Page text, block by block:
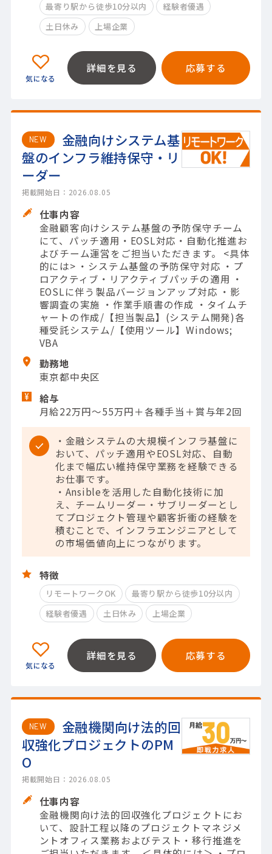
最寄り駅から徒歩10分以内
経験者優遇
土日休み
上場企業
詳細を見る 応募する
NEW
金融向けシステム基
盤のインフラ維持保守・リ
ーダー
掲載開始日：2026.08.05
仕事内容
金融顧客向けシステム基盤の予防保守チーム
にて、パッチ適用・EOSL対応・自動化推進お
よびチーム運営をご担当いただきます。 <具体
的には> ・システム基盤の予防保守対応 ・プ
ロアクティブ・リアクティブパッチの適用 ・
EOSLに伴う製品バージョンアップ対応 ・影
響調査の実施 ・作業手順書の作成 ・タイムチ
ャートの作成/【担当製品】(システム開発)各
種受託システム/【使用ツール】Windows;
VBA
勤務地
東京都中央区
給与
月給22万円～55万円＋各種手当＋賞与年2回
・金融システムの大規模インフラ基盤に
おいて、パッチ適用やEOSL対応、自動
化まで幅広い維持保守業務を経験できる
お仕事です。
・Ansibleを活用した自動化技術に加
え、チームリーダー・サブリーダーとし
てプロジェクト管理や顧客折衝の経験を
積むことで、インフラエンジニアとして
の市場価値向上につながります。
特徴
リモートワークOK
最寄り駅から徒歩10分以内
経験者優遇
土日休み 上場企業
詳細を見る 応募する
NEW
金融機関向け法的回
収強化プロジェクトのPM
O
掲載開始日：2026.08.05
仕事内容
金融機関向け法的回収強化プロジェクトにお
いて、設計工程以降のプロジェクトマネジメ
ントオフィス業務およびテスト・移行推進を